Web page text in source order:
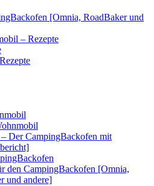
[Omnia, RoadBaker und
– Rezepte
Der CampingBackofen mit
den CampingBackofen [Omnia,
und andere]